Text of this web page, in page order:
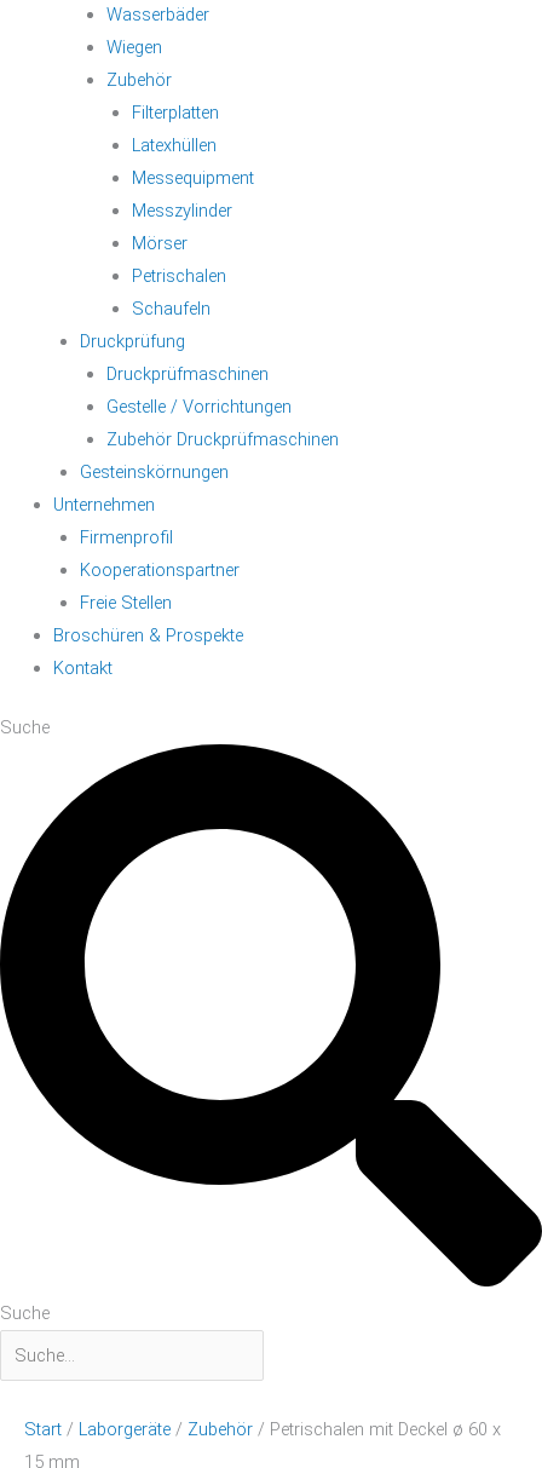
Wasserbäder
Wiegen
Zubehör
Filterplatten
Latexhüllen
Messequipment
Messzylinder
Mörser
Petrischalen
Schaufeln
Druckprüfung
Druckprüfmaschinen
Gestelle / Vorrichtungen
Zubehör Druckprüfmaschinen
Gesteinskörnungen
Unternehmen
Firmenprofil
Kooperationspartner
Freie Stellen
Broschüren & Prospekte
Kontakt
Suche
Suche
Start / Laborgeräte / Zubehör / Petrischalen mit Deckel ø 60 x
15 mm